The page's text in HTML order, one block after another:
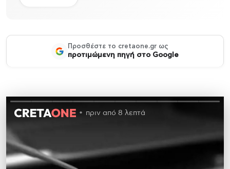
Προσθέστε το cretaone.gr ως
προτιμώμενη πηγή στο Google
πριν από 8 λεπτά